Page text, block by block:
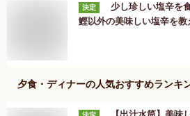
決定
少し珍しい塩辛を
鰹以外の美味しい塩辛を教
夕食・ディナーの人気おすすめランキ